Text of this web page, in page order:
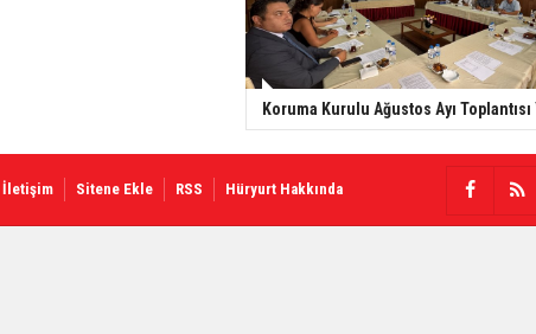
Koruma Kurulu Ağustos Ayı Toplantısı
İletişim Sitene Ekle RSS Hüryurt Hakkında